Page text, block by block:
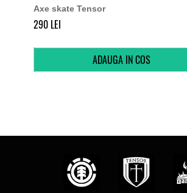
Axe skate Tensor
290